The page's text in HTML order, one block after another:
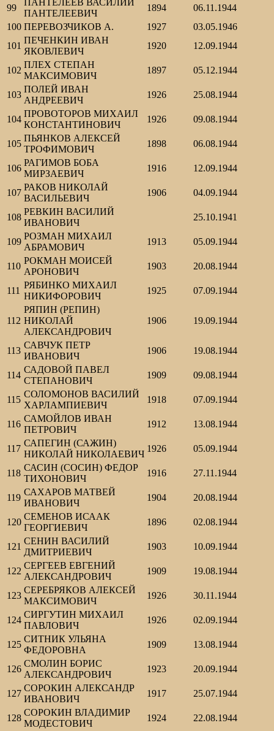
99
ПАНТЕЛЕЕВ ВАСИЛИЙ
ПАНТЕЛЕЕВИЧ
1894
06.11.1944
100 ПЕРЕВОЗЧИКОВ А. 1927
03.05.1946
101
ПЕЧЕНКИН ИВАН
ЯКОВЛЕВИЧ
1920 12.09.1944
102
ПЛЕХ СТЕПАН
МАКСИМОВИЧ
1897 05.12.1944
103
ПОЛЕЙ ИВАН
АНДРЕЕВИЧ
1926 25.08.1944
104
ПРОВОТОРОВ МИХАИЛ
КОНСТАНТИНОВИЧ
1926 09.08.1944
105
ПЬЯНКОВ АЛЕКСЕЙ
ТРОФИМОВИЧ
1898 06.08.1944
106
РАГИМОВ БОБА
МИРЗАЕВИЧ
1916 12.09.1944
107
РАКОВ НИКОЛАЙ
ВАСИЛЬЕВИЧ
1906 04.09.1944
108
РЕВКИН ВАСИЛИЙ
ИВАНОВИЧ
25.10.1941
109
РОЗМАН МИХАИЛ
АБРАМОВИЧ
1913 05.09.1944
110
РОКМАН МОИСЕЙ
АРОНОВИЧ
1903 20.08.1944
111
РЯБИНКО МИХАИЛ
НИКИФОРОВИЧ
1925 07.09.1944
112
РЯПИН (РЕПИН)
НИКОЛАЙ
АЛЕКСАНДРОВИЧ
1906 19.09.1944
113
САВЧУК ПЕТР
ИВАНОВИЧ
1906 19.08.1944
114
САДОВОЙ ПАВЕЛ
СТЕПАНОВИЧ
1909 09.08.1944
115
СОЛОМОНОВ ВАСИЛИЙ
ХАРЛАМПИЕВИЧ
1918 07.09.1944
116
САМОЙЛОВ ИВАН
ПЕТРОВИЧ
1912 13.08.1944
117
САПЕГИН (САЖИН)
НИКОЛАЙ НИКОЛАЕВИЧ
1926 05.09.1944
118
САСИН (СОСИН) ФЕДОР
ТИХОНОВИЧ
1916 27.11.1944
119
САХАРОВ МАТВЕЙ
ИВАНОВИЧ
1904 20.08.1944
120
СЕМЕНОВ ИСААК
ГЕОРГИЕВИЧ
1896 02.08.1944
121
СЕНИН ВАСИЛИЙ
ДМИТРИЕВИЧ
1903 10.09.1944
122
СЕРГЕЕВ ЕВГЕНИЙ
АЛЕКСАНДРОВИЧ
1909 19.08.1944
123
СЕРЕБРЯКОВ АЛЕКСЕЙ
МАКСИМОВИЧ
1926 30.11.1944
124
СИРГУТИН МИХАИЛ
ПАВЛОВИЧ
1926 02.09.1944
125
СИТНИК УЛЬЯНА
ФЕДОРОВНА
1909 13.08.1944
126
СМОЛИН БОРИС
АЛЕКСАНДРОВИЧ
1923 20.09.1944
127
СОРОКИН АЛЕКСАНДР
ИВАНОВИЧ
1917 25.07.1944
128
СОРОКИН ВЛАДИМИР
МОДЕСТОВИЧ
1924 22.08.1944